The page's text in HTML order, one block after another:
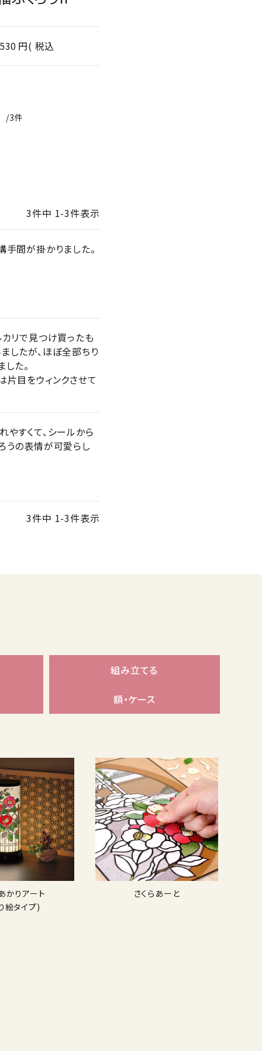
税込
3
3件中 1-3件表示
手間が掛かりました。
リで見つけ買ったも
したが、ほぼ全部ちり
た。
片目をウィンクさせて
すくて、シールから
うの表情が可愛らし
3件中 1-3件表示
組み立てる
額・ケース
かりアート
絵タイプ)
さくらあーと